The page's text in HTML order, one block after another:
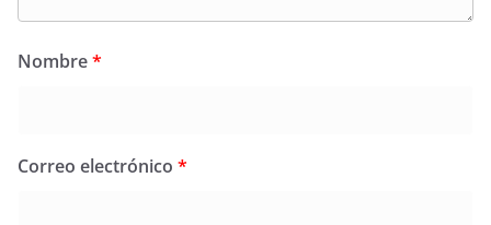
Nombre*
Correo electrónico *